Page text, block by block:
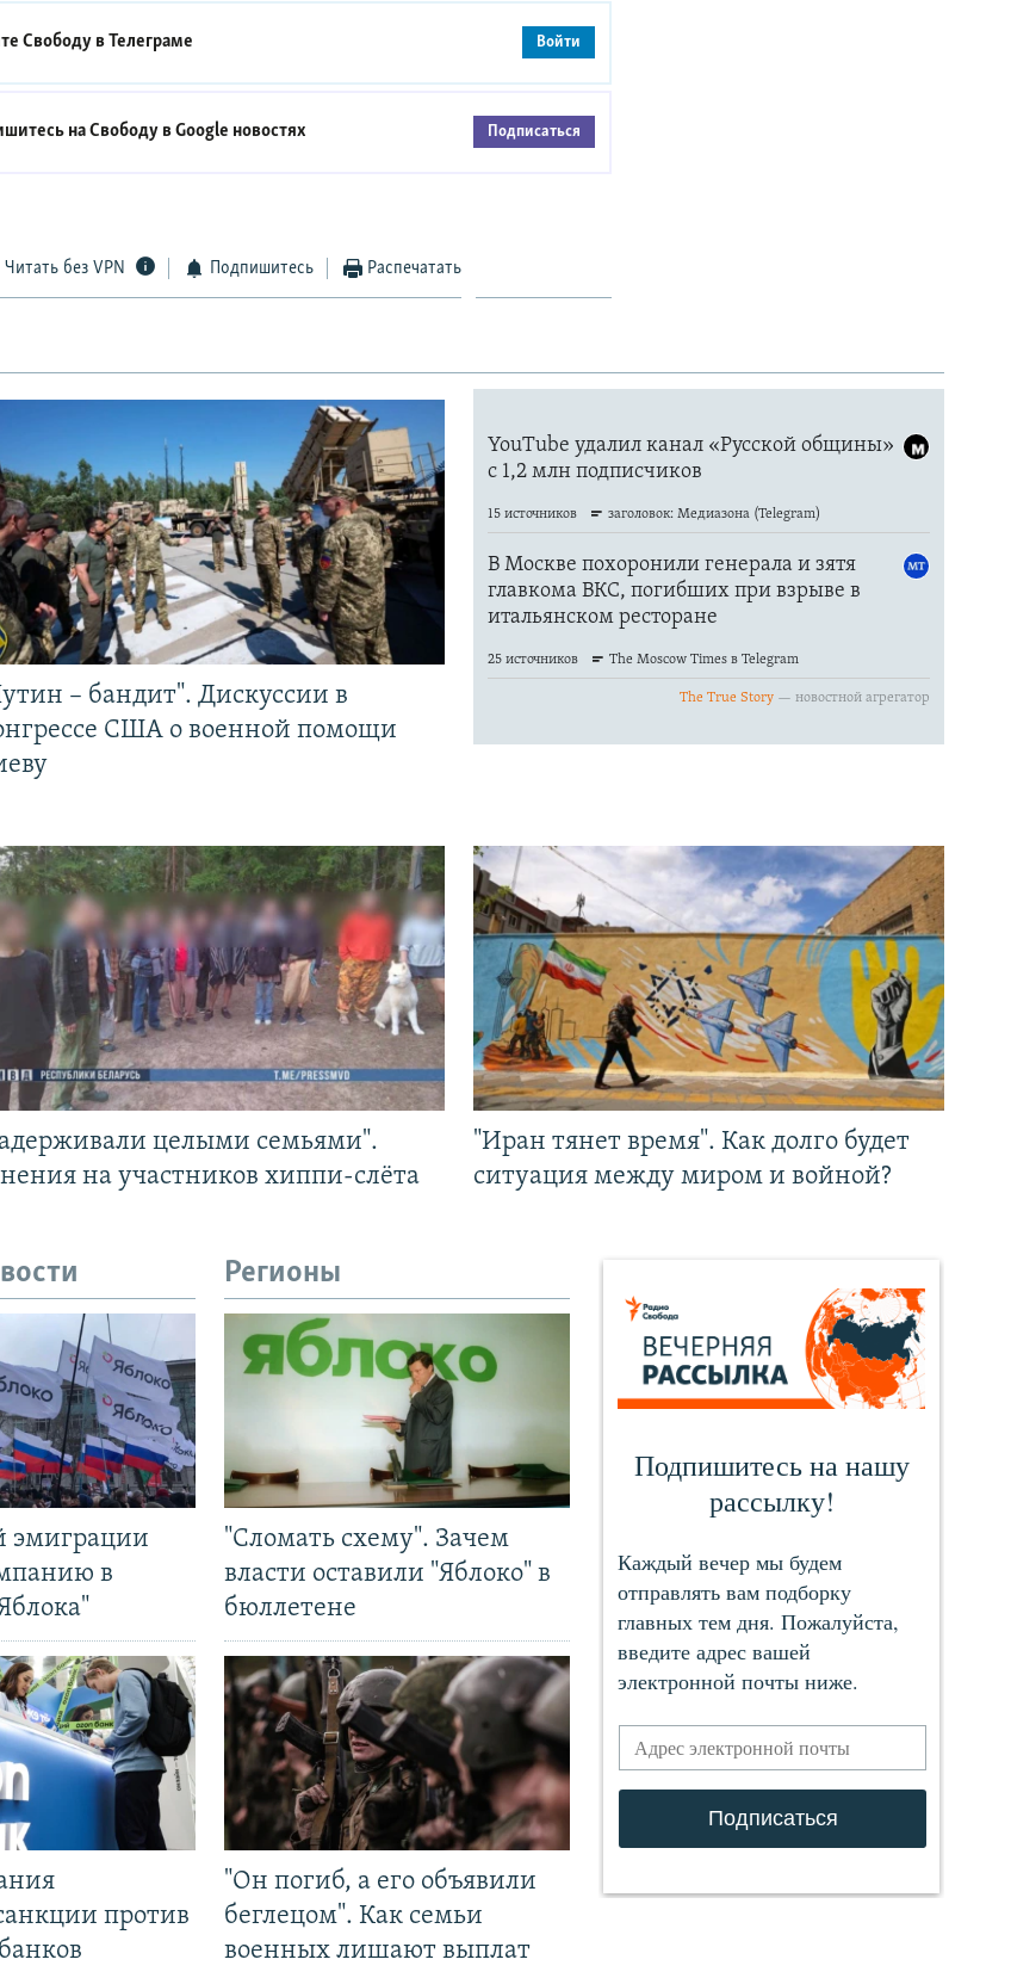
Свободу вТелеграме Войти
на Свободу вGoogle новостях Подписаться
Читать без VPN Подпишитесь Распечатать
– бандит". Дискуссии в
США о военной помощи
целыми семьями".
на участников хиппи-слёта
"Иран тянет время". Как долго будет
ситуация между миром и войной?
эмиграции
в
против
Регионы
"Сломать схему". Зачем
власти оставили "Яблоко" в
бюллетене
"Он погиб, а его объявили
беглецом". Как семьи
военных лишают выплат